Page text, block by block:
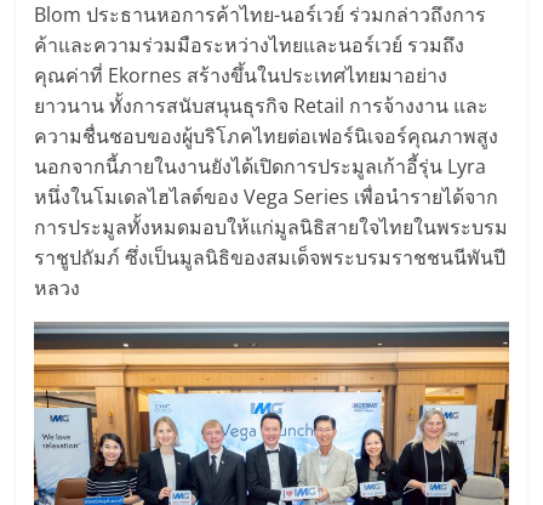
Blom ประธานหอการค้าไทย-นอร์เวย์ ร่วมกล่าวถึงการ
ค้าและความร่วมมือระหว่างไทยและนอร์เวย์ รวมถึง
คุณค่าที่ Ekornes สร้างขึ้นในประเทศไทยมาอย่าง
ยาวนาน ทั้งการสนับสนุนธุรกิจ Retail การจ้างงาน และ
ความชื่นชอบของผู้บริโภคไทยต่อเฟอร์นิเจอร์คุณภาพสูง
นอกจากนี้ภายในงานยังได้เปิดการประมูลเก้าอี้รุ่น Lyra
หนึ่งในโมเดลไฮไลต์ของ Vega Series เพื่อนำรายได้จาก
การประมูลทั้งหมดมอบให้แก่มูลนิธิสายใจไทยในพระบรม
ราชูปถัมภ์ ซึ่งเป็นมูลนิธิของสมเด็จพระบรมราชชนนีพันปี
หลวง